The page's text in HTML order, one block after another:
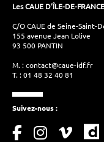
Les CAUE D'ÎLE-DE-FRANCE
C/O CAUE de Seine-Saint-
155 avenue Jean Lolive
93 500 PANTIN
M. :contact@caue-idf.fr
T. : 01 48 32 40 81
Suivez-nous :